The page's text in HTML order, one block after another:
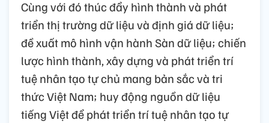
Cùng với đó thúc đẩy hình thành và phát
triển thị trường dữ liệu và định giá dữ liệu;
đề xuất mô hình vận hành Sàn dữ liệu; chiến
lược hình thành, xây dựng và phát triển trí
tuệ nhân tạo tự chủ mang bản sắc và tri
thức Việt Nam; huy động nguồn dữ liệu
tiếng Việt để phát triển trí tuệ nhân tạo tự